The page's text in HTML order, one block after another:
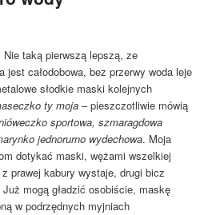
Nie taką pierwszą lepszą, ze
całodobowa, bez przerwy woda leje
słodkie maski kolejnych
ty moja – pieszczotliwie mówią
sportowa, szmaragdowa
jednorurno wydechowa. Moja
dotykać maski, wężami wszelkiej
prawej kabury wystaje, drugi bicz
mogą gładzić osobiście, maskę
w podrzędnych myjniach